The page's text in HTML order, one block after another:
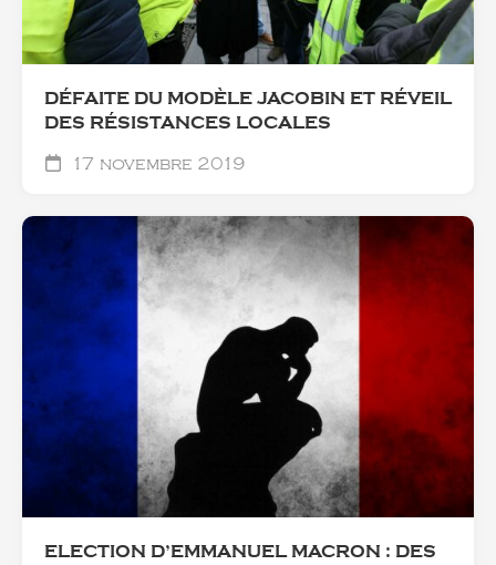
DÉFAITE DU MODÈLE JACOBIN ET RÉVEIL
DES RÉSISTANCES LOCALES
17 novembre 2019
ELECTION D’EMMANUEL MACRON : DES